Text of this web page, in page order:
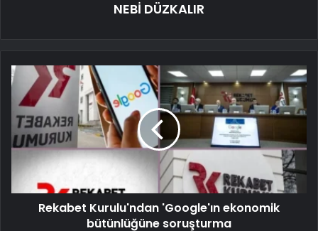
NEBİ DÜZKALIR
Rekabet Kurulu'ndan 'Google'ın ekonomik
bütünlüğüne soruşturma